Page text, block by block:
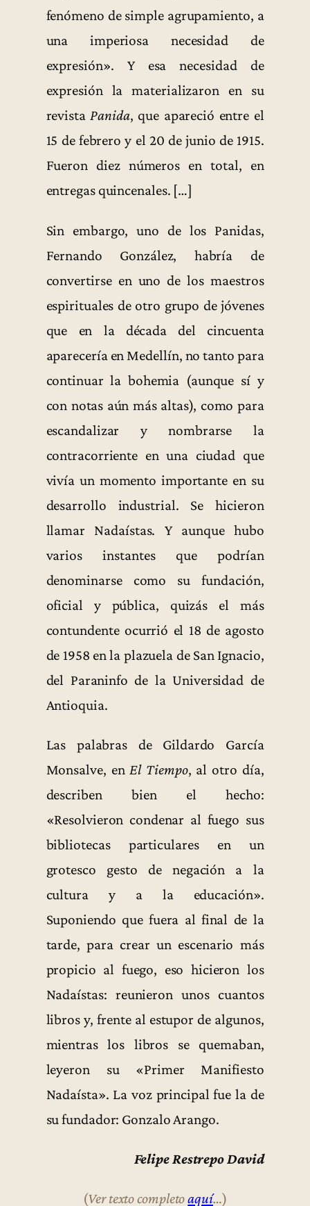
fenómeno de simple agrupamiento, a
una imperiosa necesidad de
expresión». Y esa necesidad de
expresión la materializaron en su
revistaPanida, que apareció entre el
15 de febrero y el 20 de junio de 1915.
Fueron diez números en total, en
entregas quincenales. […]
Sin embargo, uno de los Panidas,
Fernando González, habría de
convertirse en uno de los maestros
espirituales de otro grupo de jóvenes
que en la década del cincuenta
aparecería en Medellín, no tanto para
continuar la bohemia (aunque sí y
con notas aún más altas), como para
escandalizar y nombrarse la
contracorriente en una ciudad que
vivía un momento importante en su
desarrollo industrial. Se hicieron
llamar Nadaístas. Y aunque hubo
varios instantes que podrían
denominarse como su fundación,
oficial y pública, quizás el más
contundente ocurrió el 18 de agosto
de 1958 en la plazuela de San Ignacio,
del Paraninfo de la Universidad de
Antioquia.
Las palabras de Gildardo García
Monsalve, enEl Tiempo, al otro día,
describen bien el hecho:
«Resolvieron condenar al fuego sus
bibliotecas particulares en un
grotesco gesto de negación a la
cultura y a la educación».
Suponiendo que fuera al final de la
tarde, para crear un escenario más
propicio al fuego, eso hicieron los
Nadaístas: reunieron unos cuantos
libros y, frente al estupor de algunos,
mientras los libros se quemaban,
leyeron su «Primer Manifiesto
Nadaísta». La voz principal fue la de
su fundador: Gonzalo Arango.
Felipe Restrepo David
(Ver texto completoaquí…)